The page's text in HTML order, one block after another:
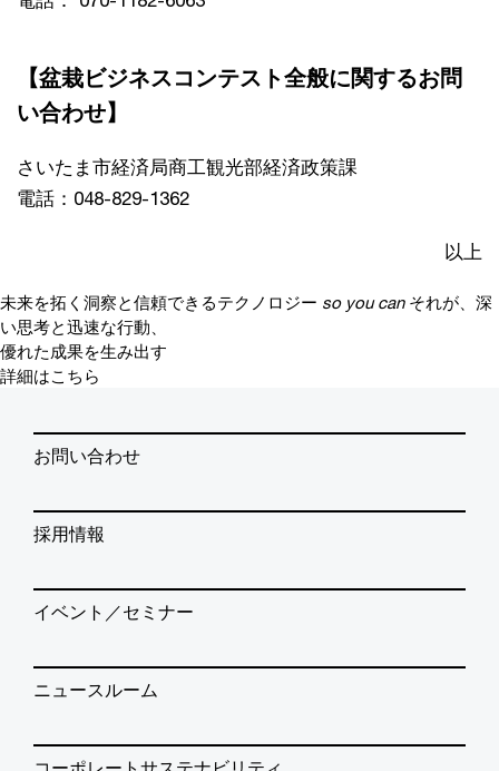
【盆栽ビジネスコンテスト全般に関するお問
い合わせ】
さいたま市経済局商工観光部経済政策課
電話：048-829-1362
以上
未来を拓く洞察と信頼できるテクノロジー so you can それが、深
い思考と迅速な行動、
優れた成果を生み出す
詳細はこちら
お問い合わせ
採用情報
イベント／セミナー
ニュースルーム